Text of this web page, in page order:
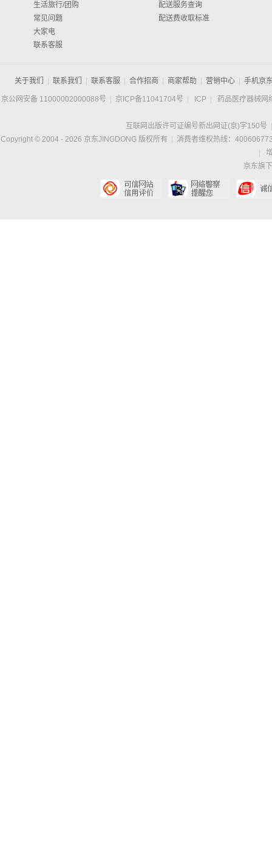
生活旅行/团购
常见问题
大家电
联系客服
配送服务查询
配送费收取标准
关于我们 联系我们 联系客服 合作招商 商家帮助 营销中心 手机京
京公网安备 11000002000088号 京ICP备11041704号 ICP 药品医疗器械网
互联网出版许可证编号新出网证(京)字150号
Copyright © 2004 - 2026 京东JINGDONG 版权所有
消费者维权热线：
京东旗